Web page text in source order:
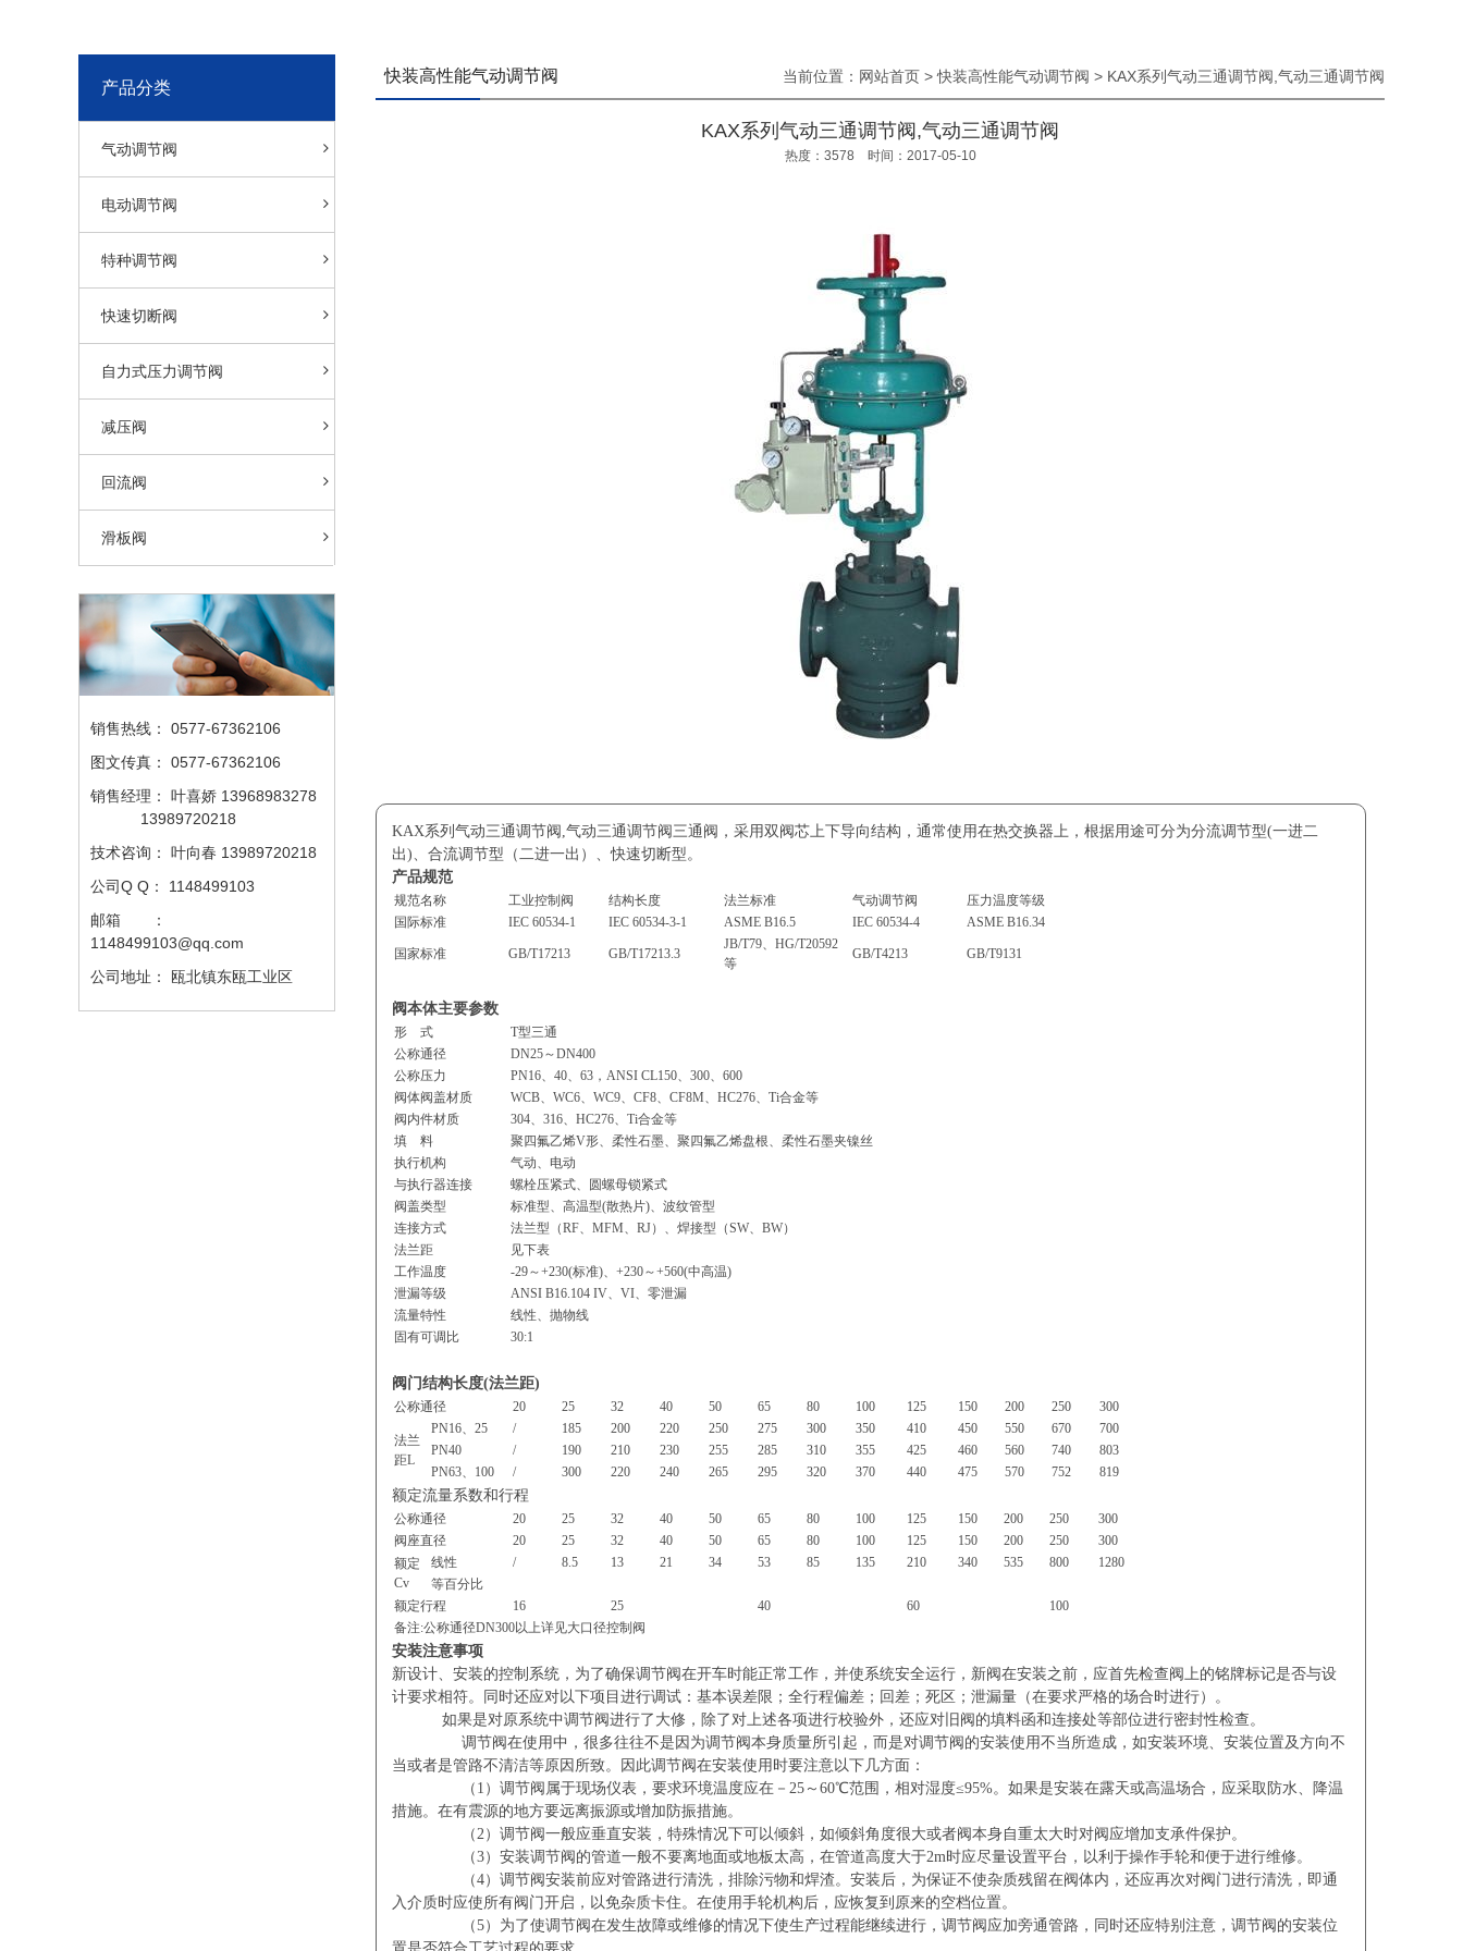
产品分类
气动调节阀
电动调节阀
特种调节阀
快速切断阀
自力式压力调节阀
减压阀
回流阀
滑板阀
销售热线： 0577-67362106
图文传真： 0577-67362106
销售经理： 叶喜娇 13968983278
13989720218
技术咨询： 叶向春 13989720218
公司Q Q： 1148499103
邮箱 ：
1148499103@qq.com
公司地址： 瓯北镇东瓯工业区
快装高性能气动调节阀 当前位置： 网站首页 >快装高性能气动调节阀 > KAX系列气动三通调节阀,气动三通调节阀
KAX系列气动三通调节阀,气动三通调节阀
热度：3578 时间：2017-05-10
KAX系列气动三通调节阀,气动三通调节阀三通阀，采用双阀芯上下导向结构，通常使用在热交换器上，根据用途可分为分流调节型(一进二
出)、合流调节型（二进一出）、快速切断型。
产品规范
规范名称 工业控制阀 结构长度 法兰标准 气动调节阀
压力温度等级
国际标准
IEC 60534-1 IEC 60534-3-1 ASME B16.5 IEC 60534-4 ASME B16.34
国家标准 GB/T17213 GB/T17213.3
JB/T79、HG/T20592
等
GB/T4213 GB/T9131
阀本体主要参数
形 式
T型三通
公称通径
DN25～DN400
公称压力
PN16、40、63，ANSI CL150、300、600
阀体阀盖材质
WCB、WC6、WC9、CF8、CF8M、HC276、Ti合金等
阀内件材质
304、316、HC276、Ti合金等
填 料
聚四氟乙烯V形、柔性石墨、聚四氟乙烯盘根、柔性石墨夹镍丝
执行机构
气动、电动
与执行器连接
螺栓压紧式、圆螺母锁紧式
阀盖类型
标准型、高温型(散热片)、波纹管型
连接方式
法兰型（RF、MFM、RJ）、焊接型（SW、BW）
法兰距
见下表
工作温度
-29～+230(标准)、+230～+560(中高温)
泄漏等级
ANSI B16.104 IV、VI、零泄漏
流量特性
线性、抛物线
固有可调比
30:1
阀门结构长度(法兰距)
公称通径 20 25 32 40 50 65 80 100 125 150 200 250 300
法兰
距L
PN16、25 / 185 200 220 250 275 300 350 410 450 550 670
700
PN40
/ 190 210 230 255 285 310 355 425 460 560 740
803
PN63、100
/ 300 220 240 265 295 320 370 440 475 570 752 819
额定流量系数和行程
公称通径 20 25 32 40 50 65 80 100 125 150 200 250
300
阀座直径
20 25 32 40 50 65 80 100 125 150 200 250
300
额定
Cv
线性 / 8.5 13 21 34 53 85 135 210 340 535 800
1280
等百分比
额定行程
16 25 40 60
100
备注:公称通径DN300以上详见大口径控制阀
安装注意事项
新设计、安装的控制系统，为了确保调节阀在开车时能正常工作，并使系统安全运行，新阀在安装之前，应首先检查阀上的铭牌标记是否与设
计要求相符。同时还应对以下项目进行调试：基本误差限；全行程偏差；回差；死区；泄漏量（在要求严格的场合时进行）。
如果是对原系统中调节阀进行了大修，除了对上述各项进行校验外，还应对旧阀的填料函和连接处等部位进行密封性检查。
调节阀在使用中，很多往往不是因为调节阀本身质量所引起，而是对调节阀的安装使用不当所造成，如安装环境、安装位置及方向不
当或者是管路不清洁等原因所致。因此调节阀在安装使用时要注意以下几方面：
（1）调节阀属于现场仪表，要求环境温度应在－25～60℃范围，相对湿度≤95%。如果是安装在露天或高温场合，应采取防水、降温
措施。在有震源的地方要远离振源或增加防振措施。
（2）调节阀一般应垂直安装，特殊情况下可以倾斜，如倾斜角度很大或者阀本身自重太大时对阀应增加支承件保护。
（3）安装调节阀的管道一般不要离地面或地板太高，在管道高度大于2m时应尽量设置平台，以利于操作手轮和便于进行维修。
（4）调节阀安装前应对管路进行清洗，排除污物和焊渣。安装后，为保证不使杂质残留在阀体内，还应再次对阀门进行清洗，即通
入介质时应使所有阀门开启，以免杂质卡住。在使用手轮机构后，应恢复到原来的空档位置。
（5）为了使调节阀在发生故障或维修的情况下使生产过程能继续进行，调节阀应加旁通管路，同时还应特别注意，调节阀的安装位